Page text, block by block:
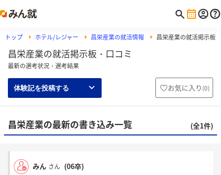
トップ ホテル/レジャー 昌栄産業の就活情報 昌栄産業の就活掲示板
昌栄産業の就活掲示板・口コミ
最新の選考状況・選考結果
体験記を投稿する お気に入り (0)
昌栄産業の最新の書き込み一覧 (全1件)
みん さん (06卒)